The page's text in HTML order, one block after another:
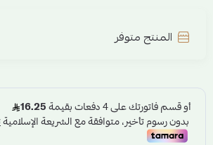
المنتج متوفر